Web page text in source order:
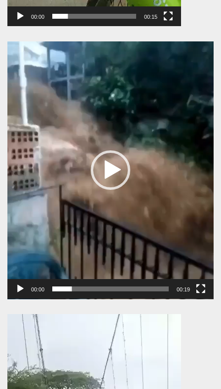
00:00 00:15
Πρόγραμμα
Αναπαραγωγής
Βίντεο
00:00 00:19
Πρόγραμμα
Αναπαραγωγής
Βίντεο